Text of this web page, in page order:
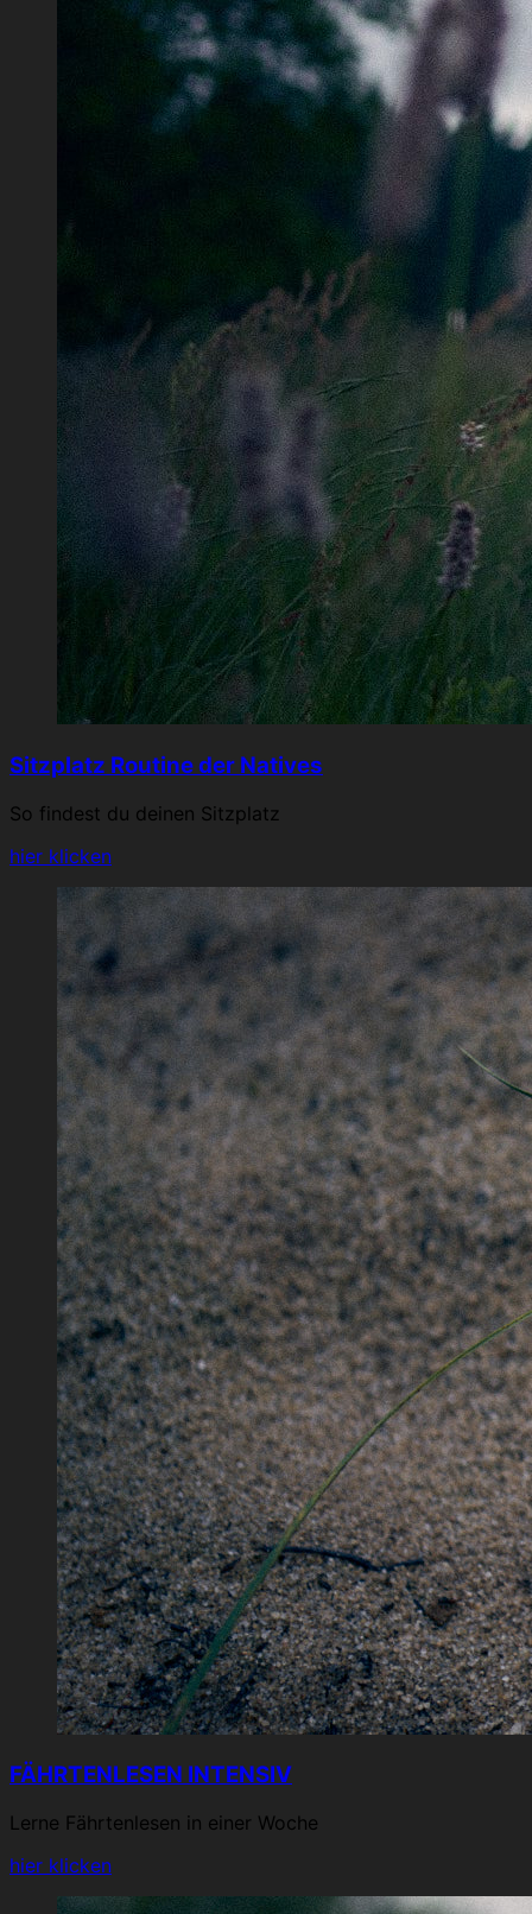
Sitzplatz Routine der Natives
So findest du deinen Sitzplatz
hier klicken
FÄHRTENLESEN INTENSIV
Lerne Fährtenlesen in einer Woche
hier klicken